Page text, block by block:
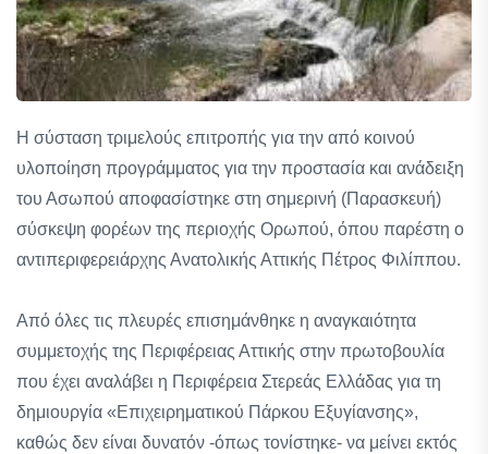
Η σύσταση τριμελούς επιτροπής για την από κοινού
υλοποίηση προγράμματος για την προστασία και ανάδειξη
του Ασωπού αποφασίστηκε στη σημερινή (Παρασκευή)
σύσκεψη φορέων της περιοχής Ορωπού, όπου παρέστη ο
αντιπεριφερειάρχης Ανατολικής Αττικής Πέτρος Φιλίππου.
Από όλες τις πλευρές επισημάνθηκε η αναγκαιότητα
συμμετοχής της Περιφέρειας Αττικής στην πρωτοβουλία
που έχει αναλάβει η Περιφέρεια Στερεάς Ελλάδας για τη
δημιουργία «Επιχειρηματικού Πάρκου Εξυγίανσης»,
καθώς δεν είναι δυνατόν -όπως τονίστηκε- να μείνει εκτός